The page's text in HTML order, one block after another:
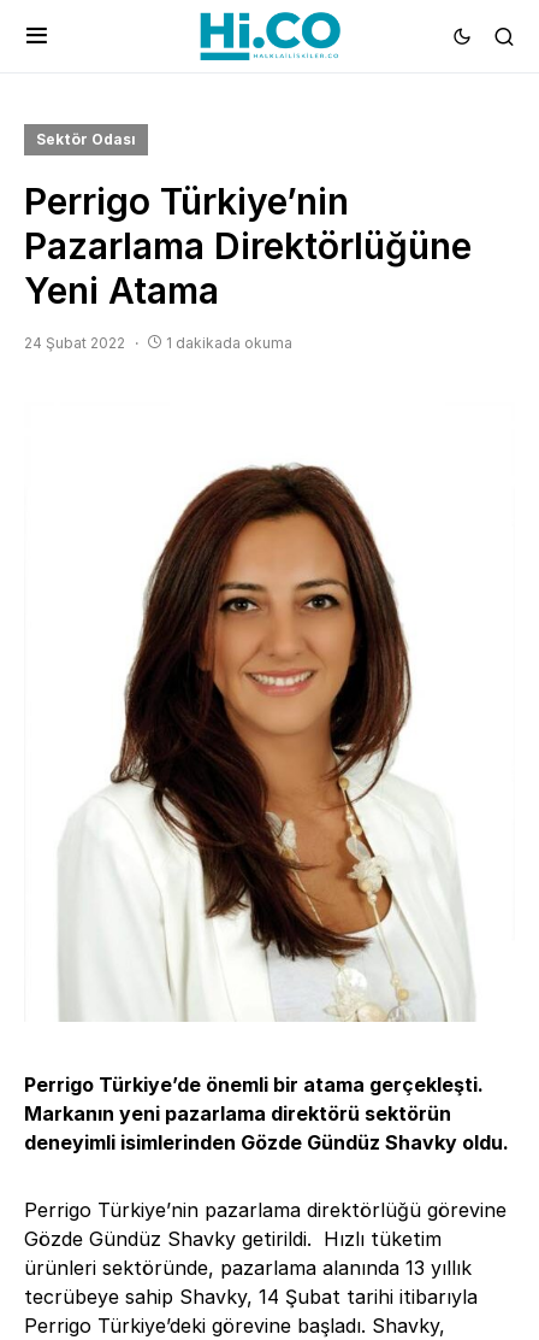
Sektör Odası
Perrigo Türkiye’nin
Pazarlama Direktörlüğüne
Yeni Atama
24 Şubat 2022 1 dakikada okuma
Perrigo Türkiye’de önemli bir atama gerçekleşti.
Markanın yeni pazarlama direktörü sektörün
deneyimli isimlerinden Gözde Gündüz Shavky oldu.
Perrigo Türkiye’nin pazarlama direktörlüğü görevine
Gözde Gündüz Shavky getirildi. Hızlı tüketim
ürünleri sektöründe, pazarlama alanında 13 yıllık
tecrübeye sahip Shavky, 14 Şubat tarihi itibarıyla
Perrigo Türkiye’deki görevine başladı. Shavky,